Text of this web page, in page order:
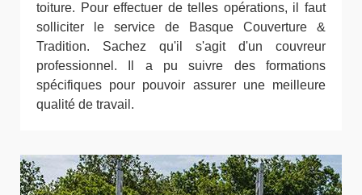
toiture. Pour effectuer de telles opérations, il faut
solliciter le service de Basque Couverture &
Tradition. Sachez qu'il s'agit d'un couvreur
professionnel. Il a pu suivre des formations
spécifiques pour pouvoir assurer une meilleure
qualité de travail.